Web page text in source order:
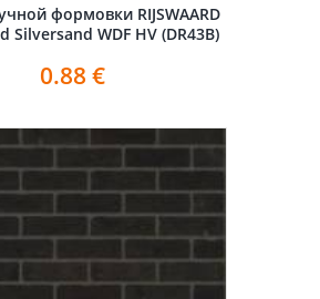
формовки RIJSWAARD
Silversand WDF HV (DR43B)
0.88 €